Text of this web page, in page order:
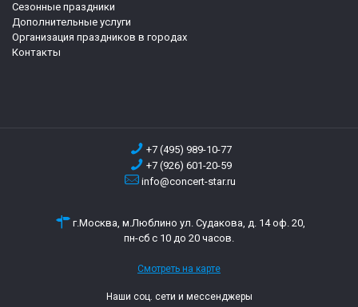
Сезонные праздники
Дополнительные услуги
Организация праздников в городах
Контакты
+7 (495) 989-10-77
+7 (926) 601-20-59
info@concert-star.ru
г.Москва, м.Люблино ул. Судакова, д. 14 оф. 20,
пн-сб с 10 до 20 часов.
Смотреть на карте
Наши соц. сети и мессенджеры